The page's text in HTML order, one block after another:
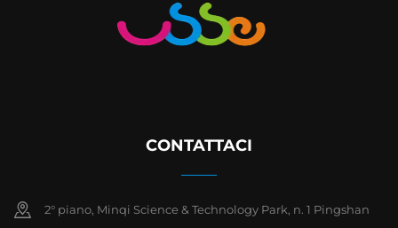
CONTATTACI
2° piano, Minqi Science & Technology Park, n. 1 Pingshan